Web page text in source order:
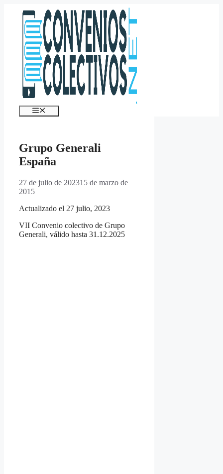
contenido
Menú
Grupo Generali
España
27 de julio de 202315 de marzo de
2015
Actualizado el 27 julio, 2023
VII Convenio colectivo de Grupo
Generali, válido hasta 31.12.2025